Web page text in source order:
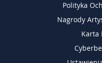
Polityka
Nagrody
Karta